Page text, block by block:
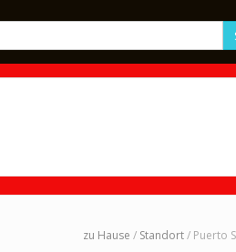
zu Hause / Standort/ Puerto